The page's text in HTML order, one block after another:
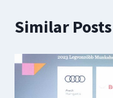
Similar Posts